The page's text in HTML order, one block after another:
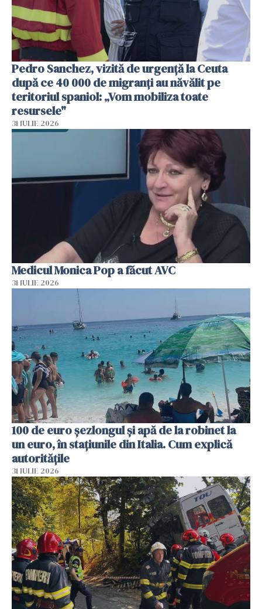
Pedro Sanchez, vizită de urgență la Ceuta
după ce 40 000 de migranți au năvălit pe
teritoriul spaniol: „Vom mobiliza toate
resursele"
31 IULIE 2026
Medicul Monica Pop a făcut AVC
31 IULIE 2026
100 de euro șezlongul și apă de la robinet la
un euro, în stațiunile din Italia. Cum explică
autoritățile
31 IULIE 2026